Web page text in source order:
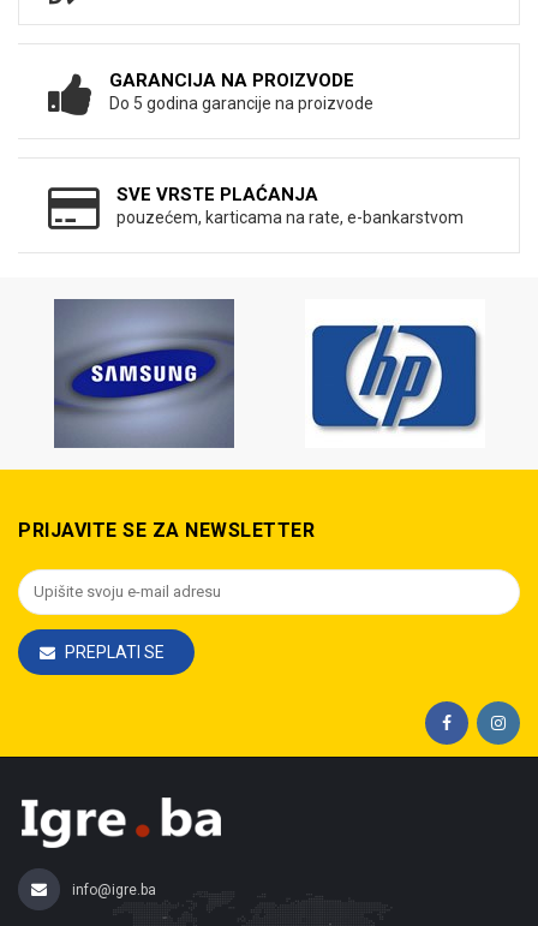
GARANCIJA NA PROIZVODE
Do 5 godina garancije na proizvode
SVE VRSTE PLAĆANJA
pouzećem, karticama na rate, e-bankarstvom
PRIJAVITE SE ZA NEWSLETTER
PREPLATI SE
info@igre.ba